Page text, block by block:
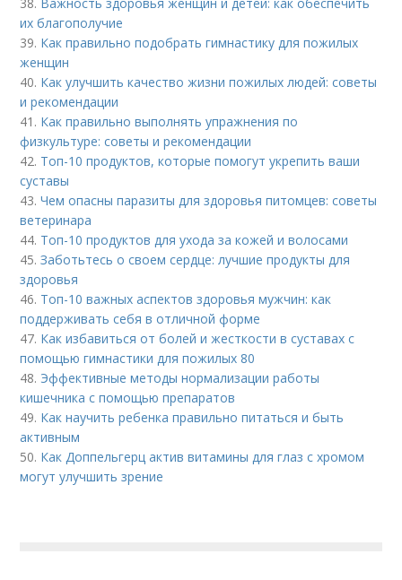
их благополучие
39. Как правильно подобрать гимнастику для пожилых
женщин
40. Как улучшить качество жизни пожилых людей: советы
и рекомендации
41. Как правильно выполнять упражнения по
физкультуре: советы и рекомендации
42. Топ-10 продуктов, которые помогут укрепить ваши
суставы
43.Чем опасны паразиты для здоровья питомцев: советы
ветеринара
44. Топ-10 продуктов для ухода за кожей и волосами
45.Заботьтесь о своем сердце: лучшие продукты для
здоровья
46. Топ-10 важных аспектов здоровья мужчин: как
поддерживать себя в отличной форме
47. Как избавиться от болей и жесткости в суставах с
помощью гимнастики для пожилых 80
48. Эффективные методы нормализации работы
кишечника с помощью препаратов
49. Как научить ребенка правильно питаться и быть
активным
50. Как Доппельгерц актив витамины для глаз с хромом
могут улучшить зрение